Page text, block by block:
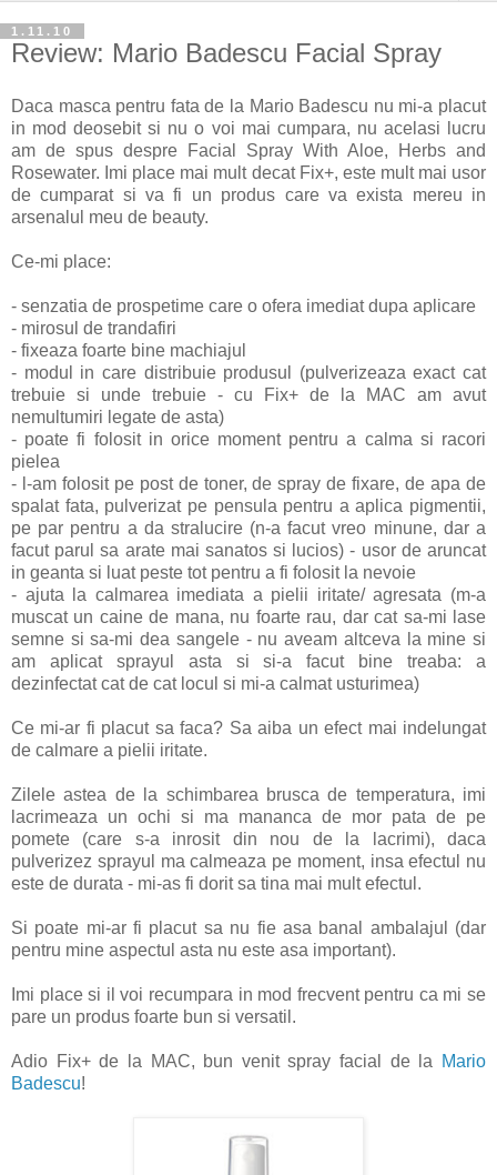
1.11.10
Review: Mario Badescu Facial Spray
Daca masca pentru fata de la Mario Badescu nu mi-a placut
in mod deosebit si nu o voi mai cumpara, nu acelasi lucru
am de spus despre Facial Spray With Aloe, Herbs and
Rosewater. Imi place mai mult decat Fix+, este mult mai usor
de cumparat si va fi un produs care va exista mereu in
arsenalul meu de beauty.
Ce-mi place:
- senzatia de prospetime care o ofera imediat dupa aplicare
- mirosul de trandafiri
- fixeaza foarte bine machiajul
- modul in care distribuie produsul (pulverizeaza exact cat
trebuie si unde trebuie - cu Fix+ de la MAC am avut
nemultumiri legate de asta)
- poate fi folosit in orice moment pentru a calma si racori
pielea
- l-am folosit pe post de toner, de spray de fixare, de apa de
spalat fata, pulverizat pe pensula pentru a aplica pigmentii,
pe par pentru a da stralucire (n-a facut vreo minune, dar a
facut parul sa arate mai sanatos si lucios) - usor de aruncat
in geanta si luat peste tot pentru a fi folosit la nevoie
- ajuta la calmarea imediata a pielii iritate/ agresata (m-a
muscat un caine de mana, nu foarte rau, dar cat sa-mi lase
semne si sa-mi dea sangele - nu aveam altceva la mine si
am aplicat sprayul asta si si-a facut bine treaba: a
dezinfectat cat de cat locul si mi-a calmat usturimea)
Ce mi-ar fi placut sa faca? Sa aiba un efect mai indelungat
de calmare a pielii iritate.
Zilele astea de la schimbarea brusca de temperatura, imi
lacrimeaza un ochi si ma mananca de mor pata de pe
pomete (care s-a inrosit din nou de la lacrimi), daca
pulverizez sprayul ma calmeaza pe moment, insa efectul nu
este de durata - mi-as fi dorit sa tina mai mult efectul.
Si poate mi-ar fi placut sa nu fie asa banal ambalajul (dar
pentru mine aspectul asta nu este asa important).
Imi place si il voi recumpara in mod frecvent pentru ca mi se
pare un produs foarte bun si versatil.
Adio Fix+ de la MAC, bun venit spray facial de la
Mario
Badescu!